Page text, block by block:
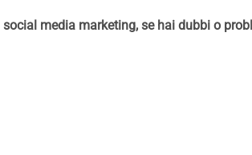
social media marketing, se hai dubbi o